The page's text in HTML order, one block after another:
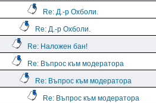
Re: Д.-р Охболи.
Re: Д.-р Охболи.
Re: Наложен бан!
Re: Въпрос към модератора
Re: Въпрос към модератора
Re: Въпрос към модератора